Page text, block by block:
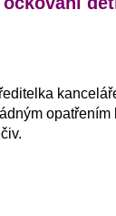
opatřením